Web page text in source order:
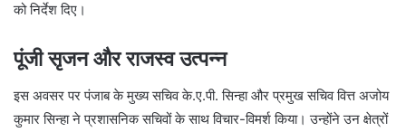
को निर्देश दिए।
पूंजी सृजन और राजस्व उत्पन्न
इस अवसर पर पंजाब के मुख्य सचिव के.ए.पी. सिन्हा और प्रमुख सचिव वित्त अजोय
कुमार सिन्हा ने प्रशासनिक सचिवों के साथ विचार-विमर्श किया। उन्होंने उन क्षेत्रों